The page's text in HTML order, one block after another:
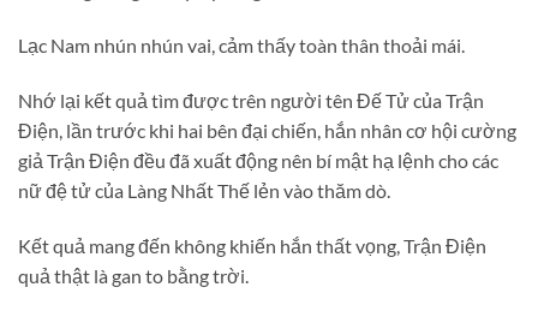
Lạc Nam nhún nhún vai, cảm thấy toàn thân thoải mái.
Nhớ lại kết quả tìm được trên người tên Đế Tử của Trận
Điện, lần trước khi hai bên đại chiến, hắn nhân cơ hội cường
giả Trận Điện đều đã xuất động nên bí mật hạ lệnh cho các
nữ đệ tử của Làng Nhất Thế lẻn vào thăm dò.
Kết quả mang đến không khiến hắn thất vọng, Trận Điện
quả thật là gan to bằng trời.